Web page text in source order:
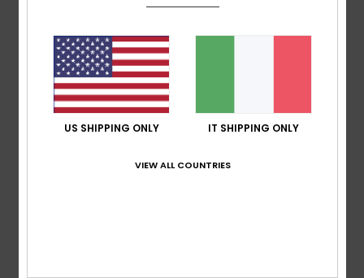
Tessuto:70% cotone, 30% jersey di cotone riciclato
[160 g/m2]
Vestibilità:vestibilità Regular
Collo:girocollo
Altro: serigrafia sul petto
US SHIPPING ONLY IT SHIPPING ONLY
VIEW ALL COUNTRIES